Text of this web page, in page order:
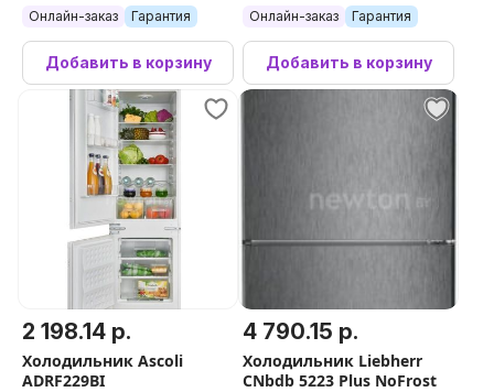
Онлайн-заказ Гарантия
Добавить в корзину
Онлайн-заказ Гарантия
Добавить в корзину
2 198.14 р.
Холодильник Ascoli
ADRF229BI
4 790.15 р.
Холодильник Liebherr
CNbdb 5223 Plus NoFrost